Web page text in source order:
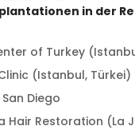
in der
of Turkey
(Istanbul, Türkei)
Diego
Hair Restoration (La